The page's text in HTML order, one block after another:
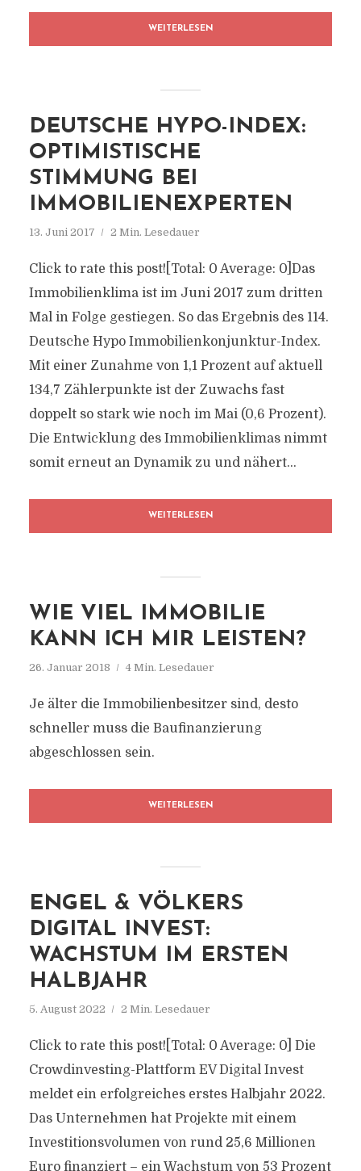
WEITERLESEN
DEUTSCHE HYPO-INDEX:
OPTIMISTISCHE
STIMMUNG BEI
IMMOBILIENEXPERTEN
13. Juni 2017 2 Min. Lesedauer
Click to rate this post![Total: 0 Average: 0]Das
Immobilienklima ist im Juni 2017 zum dritten
Mal in Folge gestiegen. So das Ergebnis des 114.
Deutsche Hypo Immobilienkonjunktur-Index.
Mit einer Zunahme von 1,1 Prozent auf aktuell
134,7 Zählerpunkte ist der Zuwachs fast
doppelt so stark wie noch im Mai (0,6 Prozent).
Die Entwicklung des Immobilienklimas nimmt
somit erneut an Dynamik zu und nähert...
WEITERLESEN
WIE VIEL IMMOBILIE
KANN ICH MIR LEISTEN?
26. Januar 2018 4 Min. Lesedauer
Je älter die Immobilienbesitzer sind, desto
schneller muss die Baufinanzierung
abgeschlossen sein.
WEITERLESEN
ENGEL & VÖLKERS
DIGITAL INVEST:
WACHSTUM IM ERSTEN
HALBJAHR
5. August 2022 2 Min. Lesedauer
Click to rate this post![Total: 0 Average: 0] Die
Crowdinvesting-Plattform EV Digital Invest
meldet ein erfolgreiches erstes Halbjahr 2022.
Das Unternehmen hat Projekte mit einem
Investitionsvolumen von rund 25,6 Millionen
Euro finanziert – ein Wachstum von 53 Prozent